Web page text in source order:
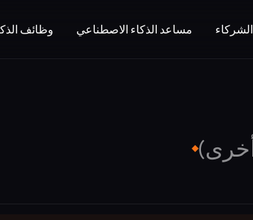
الشركاء مساعد الذكاء الاصطناعي وظائف
◆